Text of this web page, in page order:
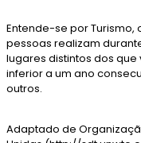
Entende-se por Turismo,
pessoas realizam
lugares distintos dos
inferior a um ano
outros.
Adaptado de